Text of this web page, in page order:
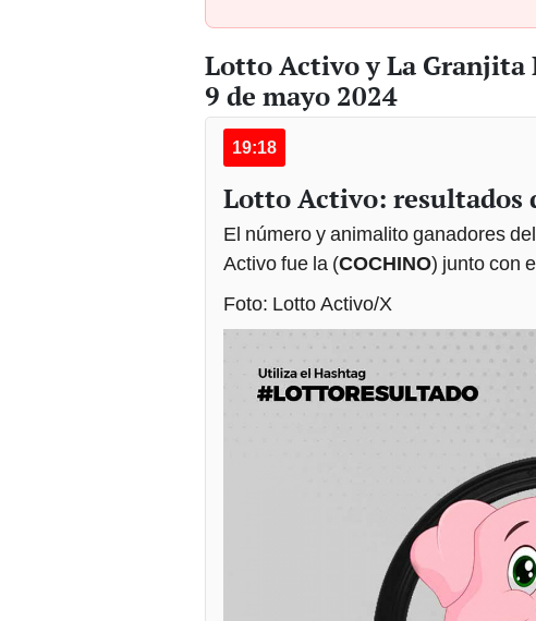
Lotto Activo y La Granjita
9 de mayo 2024
19:18
Lotto Activo: resultados
El número y animalito ganadores
Activo fue la (COCHINO) junto con
Foto: Lotto Activo/X